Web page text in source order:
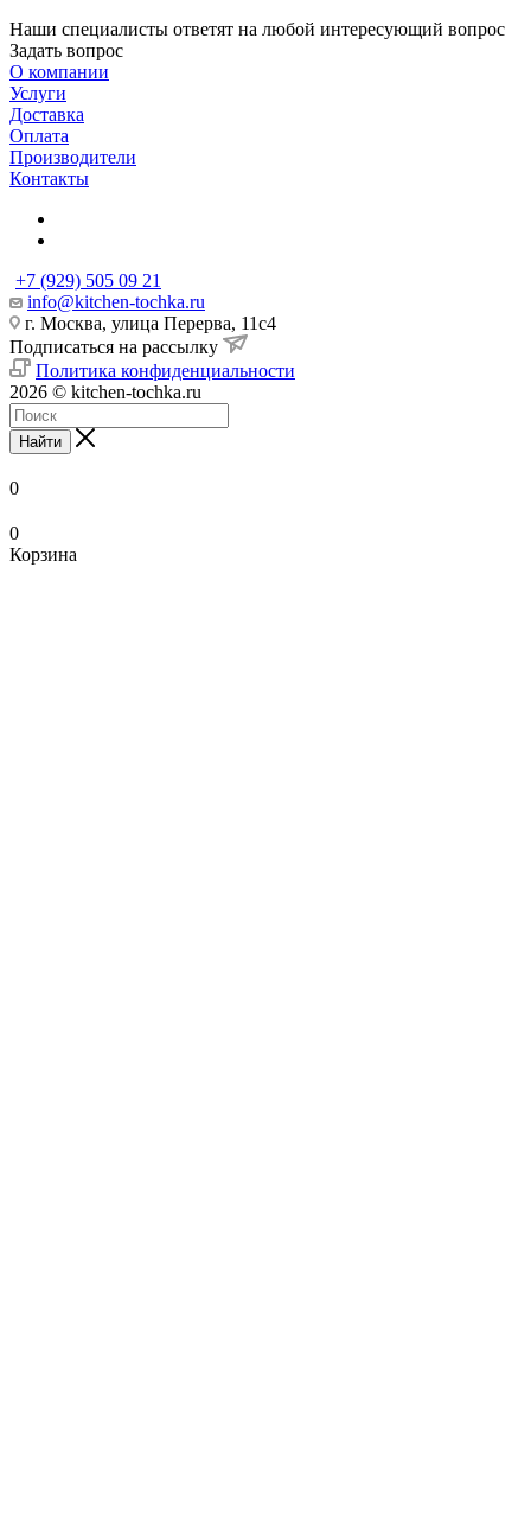
Наши специалисты ответят на любой интересующий вопрос
Задать вопрос
О компании
Услуги
Доставка
Оплата
Производители
Контакты
+7 (929) 505 09 21
info@kitchen-tochka.ru
г. Москва, улица Перерва, 11с4
Подписаться на рассылку
Политика конфиденциальности
2026 © kitchen-tochka.ru
Найти
0
0
Корзина